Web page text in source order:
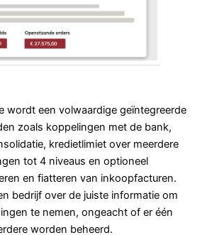
wordt een volwaardige geïntegreerde
zoals koppelingen met de bank,
kredietlimiet over meerdere
tot 4 niveaus en optioneel
en fiatteren van inkoopfacturen.
bedrijf over de juiste informatie om
te nemen, ongeacht of er één
worden beheerd.